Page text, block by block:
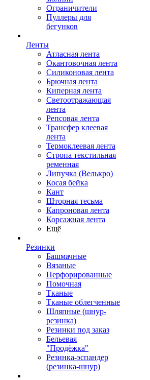
Ограничители
Пуллеры для
бегунков
Ленты
Атласная лента
Окантовочная лента
Силиконовая лента
Брючная лента
Киперная лента
Светоотражающая
лента
Репсовая лента
Трансфер клеевая
лента
Термоклеевая лента
Стропа текстильная
ременная
Липучка (Велькро)
Косая бейка
Кант
Шторная тесьма
Капроновая лента
Корсажная лента
Ещё
Резинки
Башмачные
Вязаные
Перфорированные
Помочная
Тканые
Тканые облегченные
Шляпные (шнур-
резинка)
Резинки под заказ
Бельевая
"Продёжка"
Резинка-эспандер
(резинка-шнур)